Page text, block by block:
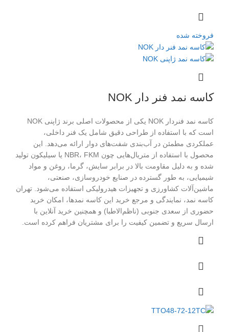
فروخته شده
کاسه نمد فنر دار NOK
کاسه نمد فنر‌دار NOK یکی از محصولات اصلی برند ژاپنی NOK
است که با استفاده از طراحی دقیق شامل یک فنر داخلی،
عملکردی مطمئن در آب‌بندی شفت‌های دوار ارائه می‌دهد. این
محصول با استفاده از متریال‌هایی چون NBR، FKM یا سیلیکون تولید
شده و به دلیل مقاومت بالا در برابر سایش، گرما، روغن و مواد
شیمیایی، به طور گسترده در صنایع خودروسازی، صنعتی،
ماشین‌آلات کشاورزی و تجهیزات هیدرولیکی استفاده می‌شود. تهران
کاسه نمد، نمایندگی و مرجع خرید این کاسه نمد‌ها، امکان خرید
حضوری از سعدی جنوبی (ناظم‌الاطبا) و همچنین خرید آنلاین با
ارسال سریع و تضمین کیفیت را برای مشتریان فراهم کرده است.